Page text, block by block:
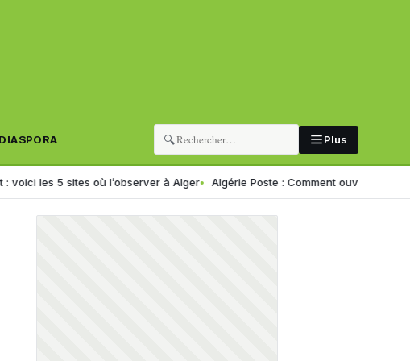
DIASPORA 🔍 Plus
sites où l’observer à Alger Algérie Poste : Comment ouvrir un compte CCP